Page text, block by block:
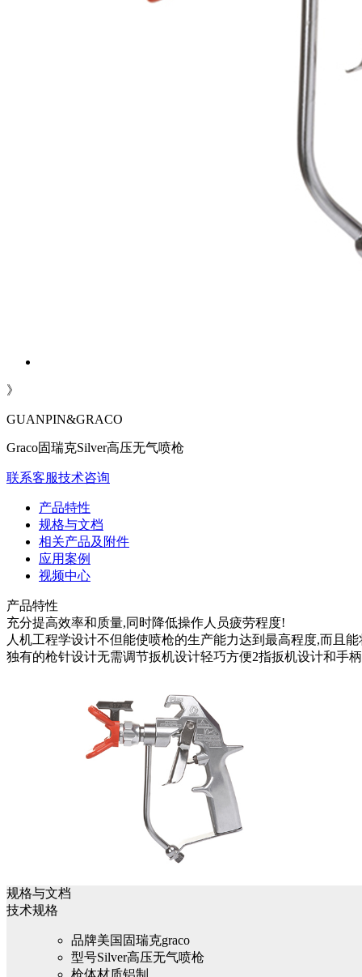
》
GUANPIN&GRACO
Graco固瑞克Silver高压无气喷枪
联系客服技术咨询
产品特性
规格与文档
相关产品及附件
应用案例
视频中心
产品特性
充分提高效率和质量,同时降低操作人员疲劳程度!
人机工程学设计不但能使喷枪的生产能力达到最高程度,而且
独有的枪针设计无需调节扳机设计轻巧方便2指扳机设计和手
规格与文档
技术规格
品牌美国固瑞克graco
型号Silver高压无气喷枪
枪体材质铝制